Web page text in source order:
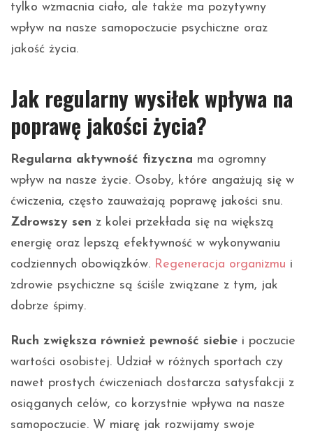
tylko wzmacnia ciało, ale także ma pozytywny
wpływ na nasze samopoczucie psychiczne oraz
jakość życia.
Jak regularny wysiłek wpływa na
poprawę jakości życia?
Regularna aktywność fizyczna ma ogromny
wpływ na nasze życie. Osoby, które angażują się w
ćwiczenia, często zauważają poprawę jakości snu.
Zdrowszy sen z kolei przekłada się na większą
energię oraz lepszą efektywność w wykonywaniu
codziennych obowiązków. Regeneracja organizmu i
zdrowie psychiczne są ściśle związane z tym, jak
dobrze śpimy.
Ruch zwiększa również pewność siebie i poczucie
wartości osobistej. Udział w różnych sportach czy
nawet prostych ćwiczeniach dostarcza satysfakcji z
osiąganych celów, co korzystnie wpływa na nasze
samopoczucie. W miarę jak rozwijamy swoje